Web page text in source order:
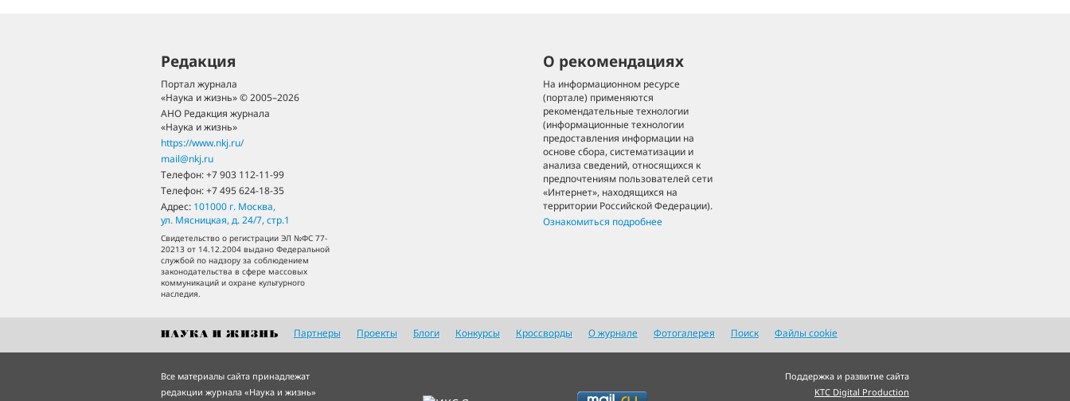
Редакция
Портал журнала
«Наука и жизнь» © 2005–2026
АНО Редакция журнала
«Наука и жизнь»
https://www.nkj.ru/
mail@nkj.ru
Телефон:+7 903 112-11-99
Телефон:+7 495 624-18-35
Адрес: 101000 г. Москва,
ул. Мясницкая, д. 24/7, стр.1
Свидетельство о регистрации ЭЛ №ФС 77-
20213 от 14.12.2004 выдано Федеральной
службой по надзору за соблюдением
законодательства в сфере массовых
коммуникаций и охране культурного
наследия.
О рекомендациях
На информационном ресурсе
(портале) применяются
рекомендательные технологии
(информационные технологии
предоставления информации на
основе сбора, систематизации и
анализа сведений, относящихся к
предпочтениям пользователей сети
«Интернет», находящихся на
территории Российской Федерации).
Ознакомиться подробнее
Партнеры Проекты Блоги Конкурсы Кроссворды О журнале Фотогалерея Поиск Файлы cookie
Все материалы сайта принадлежат
редакции журнала «Наука и жизнь»
Поддержка и развитие сайта
KTC Digital Production